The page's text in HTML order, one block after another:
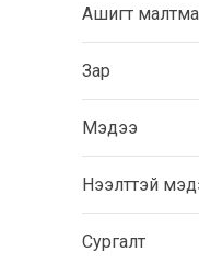
Ашигт
Зар
Мэдээ
Нээлттэй
Сургалт